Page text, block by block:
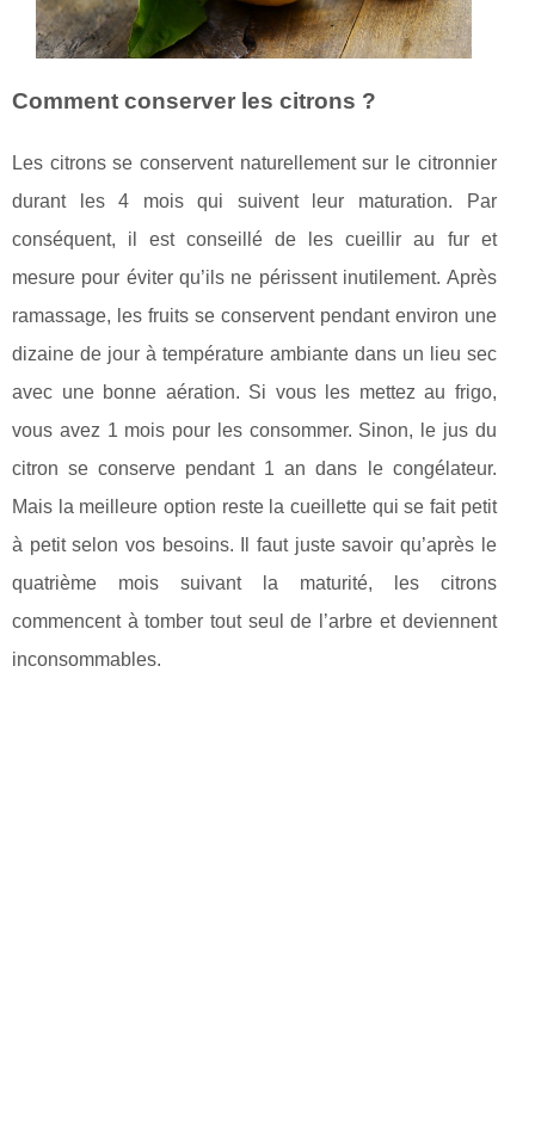
Comment conserver les citrons ?
Les citrons se conservent naturellement sur le citronnier
durant les 4 mois qui suivent leur maturation. Par
conséquent, il est conseillé de les cueillir au fur et
mesure pour éviter qu’ils ne périssent inutilement. Après
ramassage, les fruits se conservent pendant environ une
dizaine de jour à température ambiante dans un lieu sec
avec une bonne aération. Si vous les mettez au frigo,
vous avez 1 mois pour les consommer. Sinon, le jus du
citron se conserve pendant 1 an dans le congélateur.
Mais la meilleure option reste la cueillette qui se fait petit
à petit selon vos besoins. Il faut juste savoir qu’après le
quatrième mois suivant la maturité, les citrons
commencent à tomber tout seul de l’arbre et deviennent
inconsommables.